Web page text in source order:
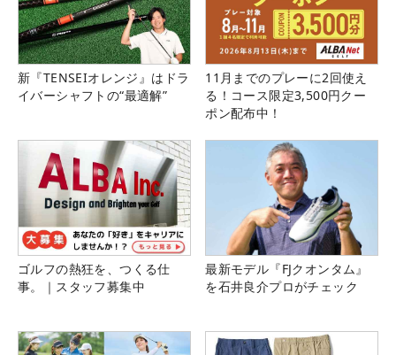
新『TENSEIオレンジ』はドラ
イバーシャフトの“最適解”
11月までのプレーに2回使え
る！コース限定3,500円クー
ポン配布中！
ゴルフの熱狂を、つくる仕
事。｜スタッフ募集中
最新モデル『FJクオンタム』
を石井良介プロがチェック